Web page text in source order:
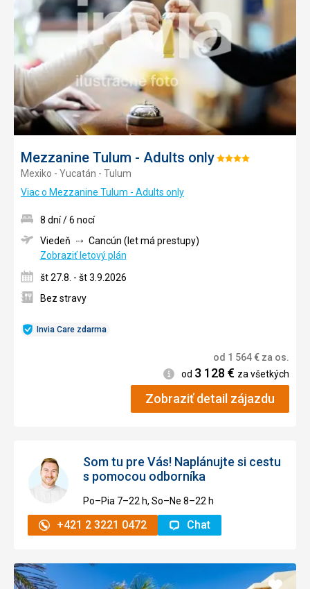
Mezzanine Tulum - Adults onlyHodnotenie:
Mexiko - Yucatán - Tulum
Viac o Mezzanine Tulum - Adults only
Invia Care zdarma
8 dní / 6 nocí
Viedeň
Cancún (let má prestupy)
Zobraziť letový plán
št 27.8. - št 3.9.2026
Bez stravy
od 1 564€ za os.
Informácie
od 3 128 € za všetkých
Zobraziť detail zájazdu
Som tu pre Vás! Naplánujte si cestu
s pomocou odborníka
Po–Pia 7–⁠⁠⁠⁠⁠⁠22 h, So–Ne 8–⁠⁠⁠⁠⁠⁠22 h
+421 2 3221 0472 Chat
Pridať